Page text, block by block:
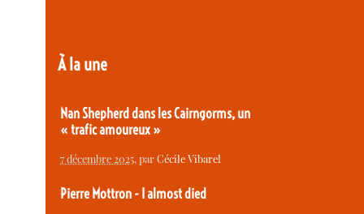
À la une
Nan Shepherd dans les Cairngorms, un
« trafic amoureux »
7 décembre 2025, parCécile Vibarel
Pierre Mottron - I almost died